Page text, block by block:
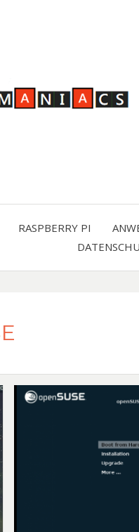
RASPBERRY PI